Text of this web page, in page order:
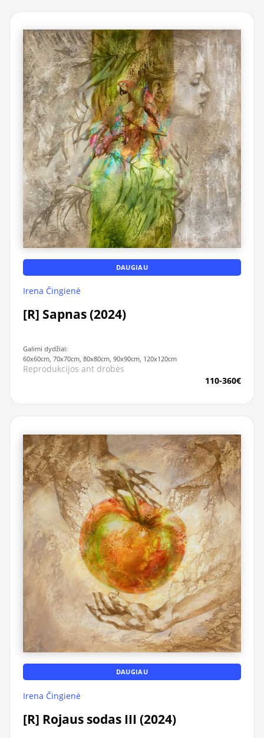
DAUGIAU
Irena Čingienė
[R] Sapnas (2024)
Galimi dydžiai:
60x60cm, 70x70cm, 80x80cm, 90x90cm, 120x120cm
Reprodukcijos ant drobės
110-360€
DAUGIAU
Irena Čingienė
[R] Rojaus sodas III (2024)